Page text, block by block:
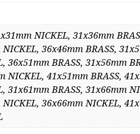
NICKEL, 31x36mm
36x46mm BRASS,
BRASS, 31x56mm
NICKEL, 41x51mm BRASS,
31x61mm BRASS, 31x66mm
36x66mm NICKEL,